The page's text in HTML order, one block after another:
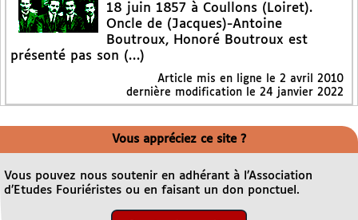
18 juin 1857 à Coullons (Loiret).
Oncle de (Jacques)-Antoine
Boutroux, Honoré Boutroux est
présenté pas son (…)
Article mis en ligne le 2 avril 2010
dernière modification le 24 janvier 2022
Vous appréciez ce site ?
Vous pouvez nous soutenir en adhérant à l’Association
d’Etudes Fouriéristes ou en faisant un don ponctuel.